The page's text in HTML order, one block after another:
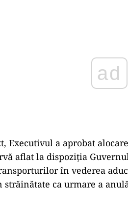
ad
Executivul a aprobat
aflat la dispoziţia
în vederea
străinătate ca urmare a